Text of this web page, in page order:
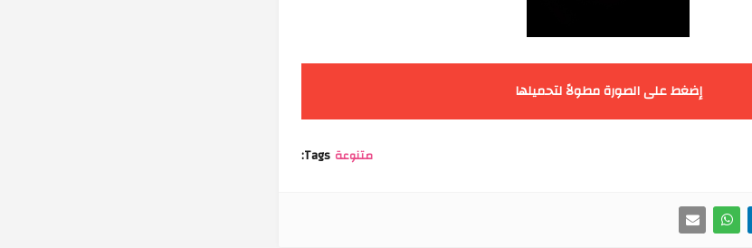
إضغط على الصورة مطولاً لتحميلها
Tags: متنوعة